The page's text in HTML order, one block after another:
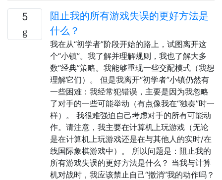
5
阻止我的所有游戏失误的更好方法是
什么？
我在从“初学者”阶段开始的路上，试图离开这
个“小镇”。我了解并理解规则，我也了解大多
数“经典”策略。我能够重现一些交配模式（我想
理解它们）。 但是我离开“初学者”小镇仍然有
一些困难：我经常犯错误，主要是因为我忽略
了对手的一些可能举动（有点像我在“独奏”时一
样）。 我很难强迫自己考虑对手的所有可能动
作。请注意，我主要在计算机上玩游戏（无论
是在计算机上玩游戏还是在与其他人的实时/在
线国际象棋游戏中）。 所以问题是：阻止我的
所有游戏失误的更好方法是什么？ 当我与计算
机对战时，我应该禁止自己“撤消”我的动作吗？